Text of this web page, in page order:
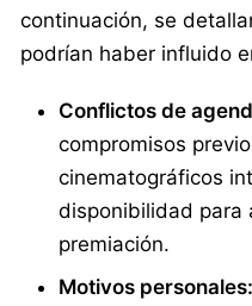
continuación, se
podrían haber influido
Conflictos de
compromisos
cinematográficos
disponibilidad para
premiación.
Motivos personales: